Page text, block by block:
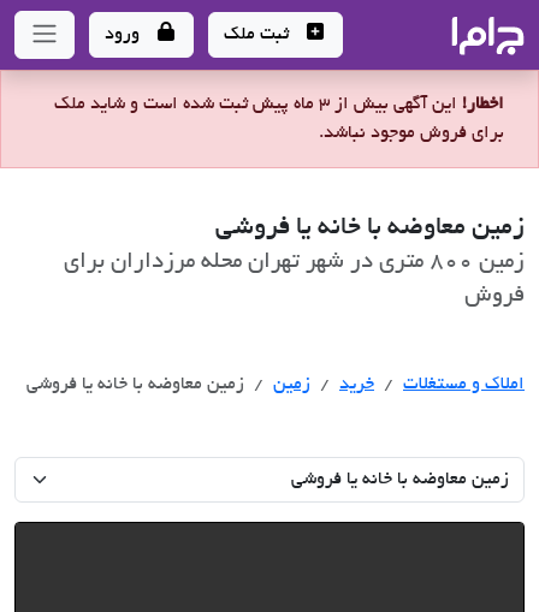
- سامانه جامع املاک و مشاورین املاک
ثبت ملک ورود
اخطار!
این آگهی بیش از 3 ماه پیش ثبت شده است و شاید ملک
برای فروش موجود نباشد.
زمین معاوضه با خانه یا فروشی
زمین 800 متری در شهر تهران محله مرزداران برای
فروش
املاک و مستغلات خرید خرید
زمین زمین معاوضه با خانه یا فروشی